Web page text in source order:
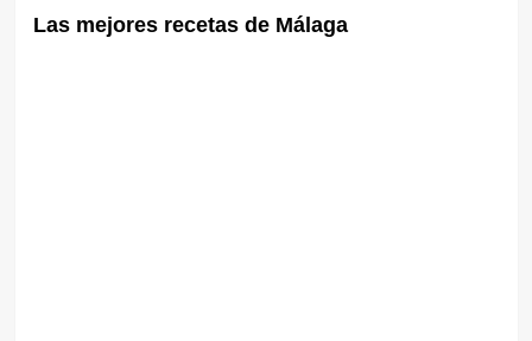
Las mejores recetas de Málaga